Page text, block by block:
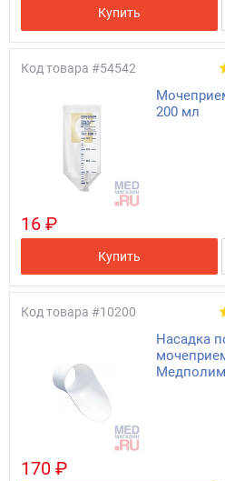
Купить
Код товара #54542
200 мл
16 ₽
Купить
Код товара #10200
Насадка
170 ₽